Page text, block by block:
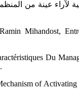
‎Mihandost,